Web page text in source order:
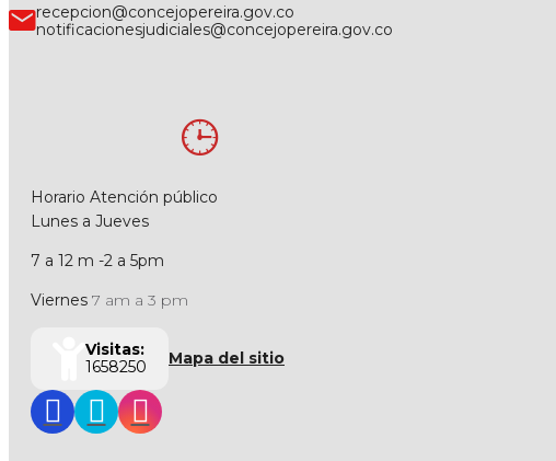
recepcion@concejopereira.gov.co
notificacionesjudiciales@concejopereira.gov.co
Horario Atención público
Lunes a Jueves
7 a 12 m -2 a 5pm
Viernes 7 am a 3 pm
Visitas:
1658250
Mapa del sitio